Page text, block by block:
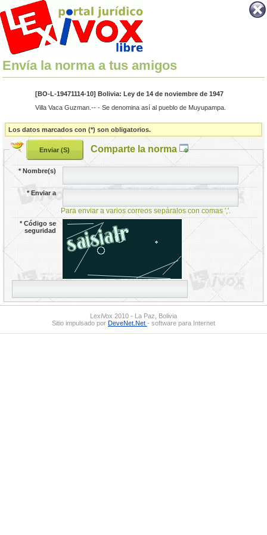
Envía la norma a tus amigos
[BO-L-19471114-10] Bolivia: Ley de 14 de noviembre de 1947
Villa Vaca Guzman.-- - Se denomina así al pueblo de Muyupampa.
Los datos marcados con (*) son obligatorios.
Comparte la norma
*Nombre(s)
*Enviar a
Para enviar a varios correos sepáralos con comas ','.
*Código se
seguridad
LexiVox 2010 - La Paz, Bolivia
Sitio impulsado por DeveNet.Net - software para Internet